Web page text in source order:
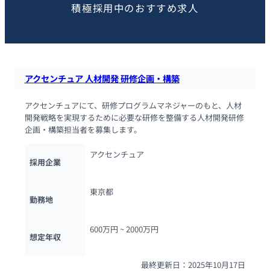
積極採用中のおすすめ求人
アクセンチュア 人材開発 研修企画・構築
アクセンチュアにて、研修プログラムマネジャーのもと、人材
開発戦略を実現するために必要な研修を整備する人材開発研修
企画・構築担当者を募集します。
採用企業
アクセンチュア
勤務地
東京都
想定年収
600万円 ~ 2000万円
最終更新日：2025年10月17日